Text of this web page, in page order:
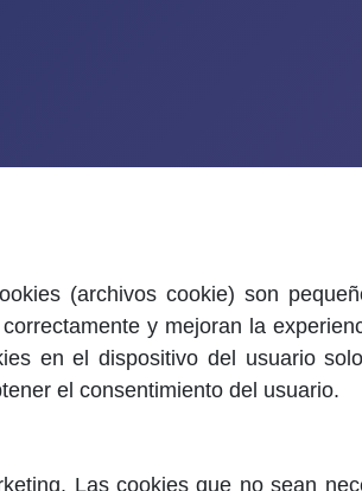
(archivos cookie) son
y mejoran la
en el dispositivo del usuario
el consentimiento del usuario.
Las cookies que no sean